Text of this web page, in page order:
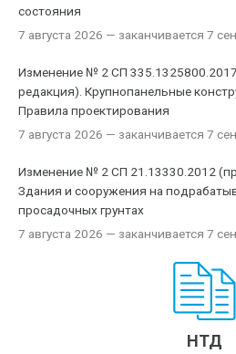
состояния
7 августа 2026 — заканчивается 7
Изменение № 2 СП
редакция). Крупнопанельные
Правила проектирования
7 августа 2026 — заканчивается 7
Изменение № 2 СП 21.13330.2012
Здания и сооружения на
просадочных грунтах
7 августа 2026 — заканчивается 7
НТД